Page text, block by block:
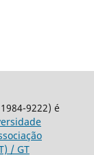
9222) é
/ GT